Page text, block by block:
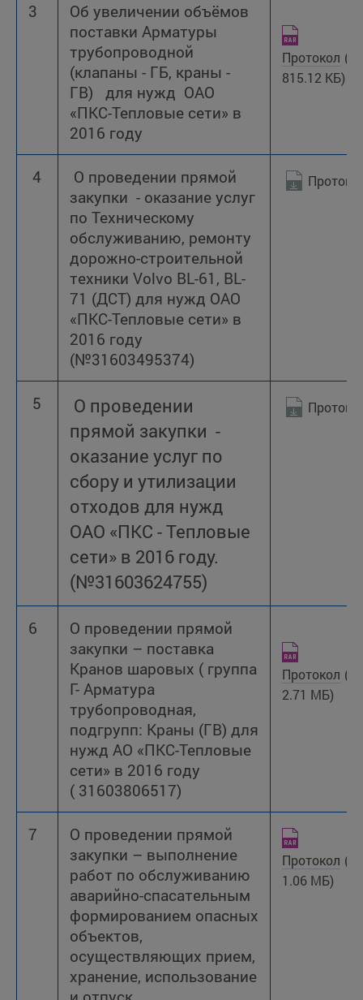
3
Об увеличении объёмов
поставки Арматуры
трубопроводной
(клапаны - ГБ, краны -
ГВ) для нужд ОАО
«ПКС-Тепловые сети» в
2016 году
Протокол
815.12 КБ)
4
О проведении прямой
закупки - оказание услуг
по Техническому
обслуживанию, ремонту
дорожно-строительной
техники Volvo BL-61, BL-
71 (ДСТ) для нужд ОАО
«ПКС-Тепловые сети» в
2016 году
(№31603495374)
5
О проведении
прямой закупки -
оказание услуг по
сбору и утилизации
отходов для нужд
ОАО «ПКС - Тепловые
сети» в 2016 году.
(№31603624755)
6
О проведении прямой
закупки – поставка
Кранов шаровых ( группа
Г- Арматура
трубопроводная,
подгрупп: Краны (ГВ) для
нужд АО «ПКС-Тепловые
сети» в 2016 году
( 31603806517)
Протокол
2.71 МБ)
7
О проведении прямой
закупки – выполнение
работ по обслуживанию
аварийно-спасательным
формированием опасных
объектов,
осуществляющих прием,
хранение, использование
Протокол
1.06 МБ)